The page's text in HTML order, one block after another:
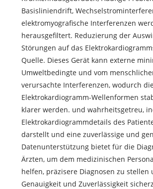
Basisliniendrift,
elektromyografische Interferenzen
herausgefiltert. Reduzierung der
Störungen auf das
Quelle. Dieses Gerät kann externe
Umweltbedingte und vom
verursachte Interferenzen, wodurch
Elektrokardiogramm-Wellenformen
klarer werden. und wahrheitsgetreu,
Elektrokardiogrammdetails des
darstellt und eine zuverlässige und
Datenunterstützung bietet für die
Ärzten, um dem medizinischen
helfen, präzisere Diagnosen zu stellen
Genauigkeit und Zuverlässigkeit